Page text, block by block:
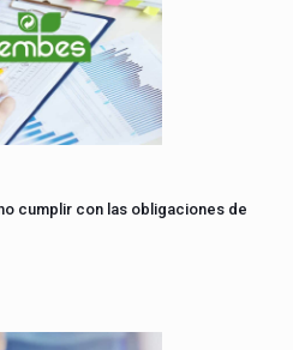
cumplir con las obligaciones de